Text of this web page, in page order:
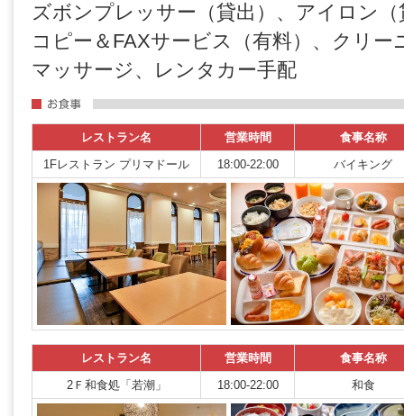
ズボンプレッサー（貸出）、アイロン
コピー＆FAXサービス（有料）、クリー
マッサージ、レンタカー手配
レストラン名 営業時間
食事名称
1Fレストラン プリマドール
18:00-22:00 バイキング
レストラン名 営業時間
食事名称
2Ｆ和食処「若潮」
18:00-22:00 和食